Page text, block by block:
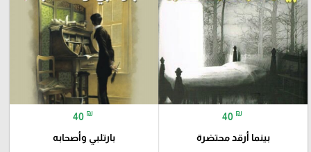
40 ₪
بينما أرقد محتضرة
40 ₪
بارتلبي وأصحابه